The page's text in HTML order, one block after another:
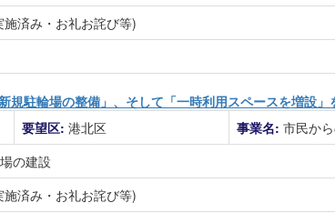
済み・お礼お詫び等)
規駐輪場の整備」、そして「一時利用スペースを増設」
要望区: 港北区 事業名: 市民か
の建設
済み・お礼お詫び等)